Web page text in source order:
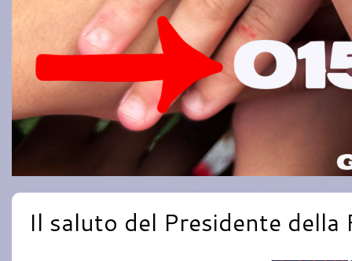
Il saluto del Presidente